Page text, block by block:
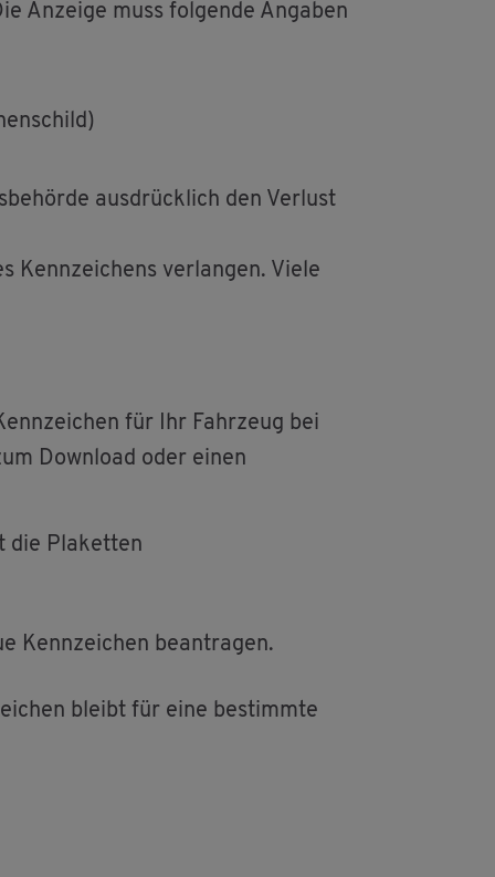
An­zei­ge muss fol­gen­de An­ga­ben
aus­drück­lich den Ver­lust
Kenn­zei­chens ver­lan­gen. Viele
für Ihr Fahr­zeug bei
Down­load oder einen
die Pla­ket­ten
Kenn­zei­chen be­an­tra­gen.
bleibt für eine be­stimm­te